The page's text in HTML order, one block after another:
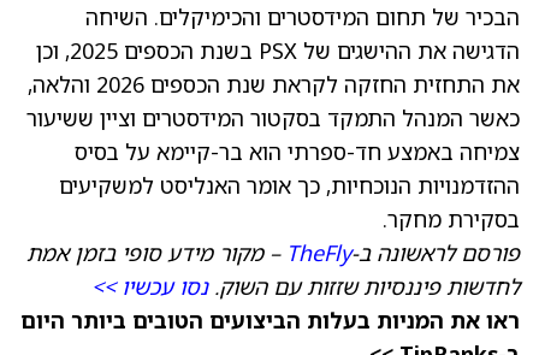
הבכיר של תחום המידסטרים והכימיקלים. השיחה
הדגישה את ההישגים של PSX בשנת הכספים 2025, וכן
את התחזית החזקה לקראת שנת הכספים 2026 והלאה,
כאשר המנהל התמקד בסקטור המידסטרים וציין ששיעור
צמיחה באמצע חד-ספרתי הוא בר-קיימא על בסיס
ההזדמנויות הנוכחיות, כך אומר האנליסט למשקיעים
בסקירת מחקר.
פורסם לראשונה ב-TheFly – מקור מידע סופי בזמן אמת
לחדשות פיננסיות שזזות עם השוק.נסו עכשיו >>
ראו את המניות בעלות הביצועים הטובים ביותר היום